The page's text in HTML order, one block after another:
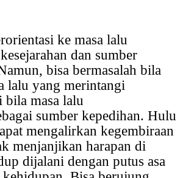
ke masa lalu
dan sumber
bisa bermasalah bila
lalu yang merintangi
bila masa lalu
sumber kepedihan. Hulu
mengalirkan kegembiraan
menjanjikan harapan di
dijalani dengan putus asa